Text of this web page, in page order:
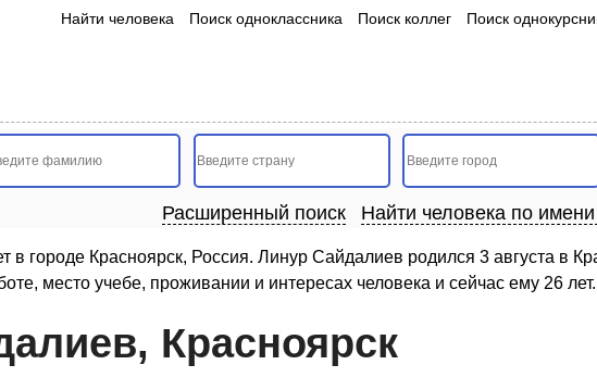
Найти человека Поиск одноклассника Поиск коллег Поиск
Расширенный поиск Найти человека по
городе Красноярск, Россия. Линур Сайдалиев родился 3 августа в
место учебе, проживании и интересах человека и сейчас ему 26 лет.
Красноярск